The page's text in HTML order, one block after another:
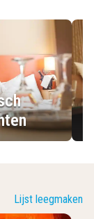
Lijst leegmaken